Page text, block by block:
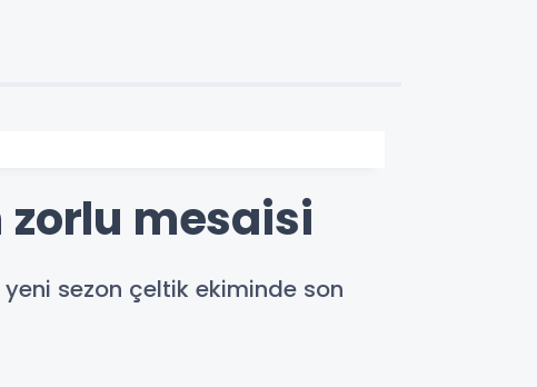
mesaisi
yeni sezon çeltik ekiminde son